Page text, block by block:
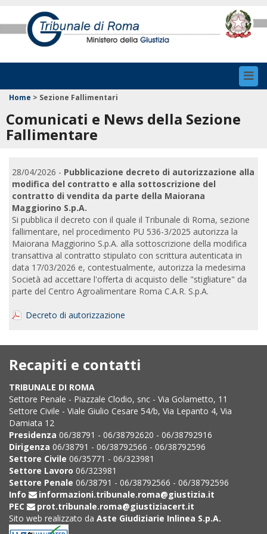
Home > Sezione Fallimentari
Comunicati e News della Sezione
Fallimentare
28/04/2026 - Pubblicazione decreto di autorizzazione alla
modifica del contratto e alla sottoscrizione del
contratto di vendita da parte della Maiorana
Maggiorino S.p.A.
Si pubblica il decreto con il quale il Tribunale di Roma, sezione
fallimentare, nel procedimento PU 536-3/2025 autorizza la
Maiorana Maggiorino S.p.A. alla sottoscrizione della modifica
transattiva al contratto stipulato con scrittura autenticata in
data 17/03/2026 e, contestualmente, autorizza la medesima
Società ad accettare l'offerta di acquisto delle "stigliature" da
parte del Centro Agroalimentare Roma C.A.R. S.p.A.
Decreto di autorizzazione
Recapiti e contatti
TRIBUNALE DI ROMA
Settore Penale - Piazzale Clodio, snc - Via Golametto, 11
Settore Civile - Viale Giulio Cesare 54/b, Via Lepanto 4, Via
Damiata 12
Presidenza 06/38791 - 06/38792620 - 06/38792916
Dirigenza 06/38791 - 06/38792566 - 06/38792596
Settore Civile 06/35771 - 06/323981
Settore Lavoro 06/323981
Settore Penale 06/38791 - 06/38792566 - 06/38792596
Info
informazioni.tribunale.roma@giustizia.it
PEC
prot.tribunale.roma@giustiziacert.it
Sito web realizzato da Aste Giudiziarie Inlinea S.p.A.